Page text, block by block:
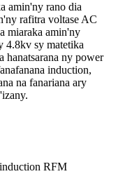
amin'ny rano dia
rafitra voltase AC
miaraka amin'ny
4.8kv sy matetika
ny power
induction,
na fanariana ary